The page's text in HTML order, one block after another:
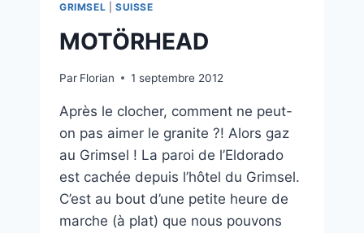
GRIMSEL
SUISSE
MOTÖRHEAD
Par Florian 1 septembre 2012
Après le clocher, comment ne peut-
on pas aimer le granite ?! Alors gaz
au Grimsel ! La paroi de l’Eldorado
est cachée depuis l’hôtel du Grimsel.
C’est au bout d’une petite heure de
marche (à plat) que nous pouvons